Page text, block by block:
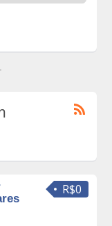
R$0